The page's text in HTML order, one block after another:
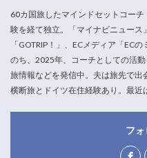
60カ国旅したマインドセットコー
験を経て独立。「マイナビニュース
「GOTRIP！」、ECメディア「EC
のち、2025年、コーチとしての活
旅情報などを発信中。夫は旅先で
横断旅とドイツ在住経験あり。最近
フ